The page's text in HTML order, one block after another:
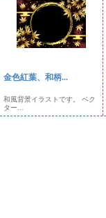
金色紅葉、和柄...
和風背景イラストです。 ベク
ター...